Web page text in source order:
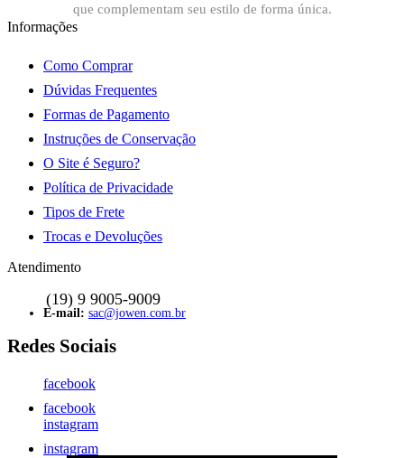
que complementam seu estilo de forma única.
Informações
Como Comprar
Dúvidas Frequentes
Formas de Pagamento
Instruções de Conservação
O Site é Seguro?
Política de Privacidade
Tipos de Frete
Trocas e Devoluções
Atendimento
sac@jowen.com.br
facebook
facebook
instagram
instagram